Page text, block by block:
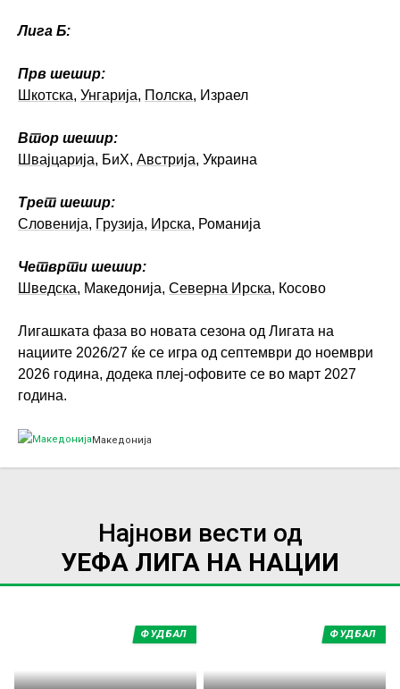
Лига Б:
Прв шешир:
Шкотска, Унгарија, Полска, Израел
Втор шешир:
Швајцарија, БиХ, Австрија, Украина
Трет шешир:
Словенија, Грузија, Ирска, Романија
Четврти шешир:
Шведска, Македонија, Северна Ирска, Косово
Лигашката фаза во новата сезона од Лигата на
нациите 2026/27 ќе се игра од септември до ноември
2026 година, додека плеј-офовите се во март 2027
година.
Македонија
Најнови вести од
УЕФА ЛИГА НА НАЦИИ
ФУДБАЛ ФУДБАЛ